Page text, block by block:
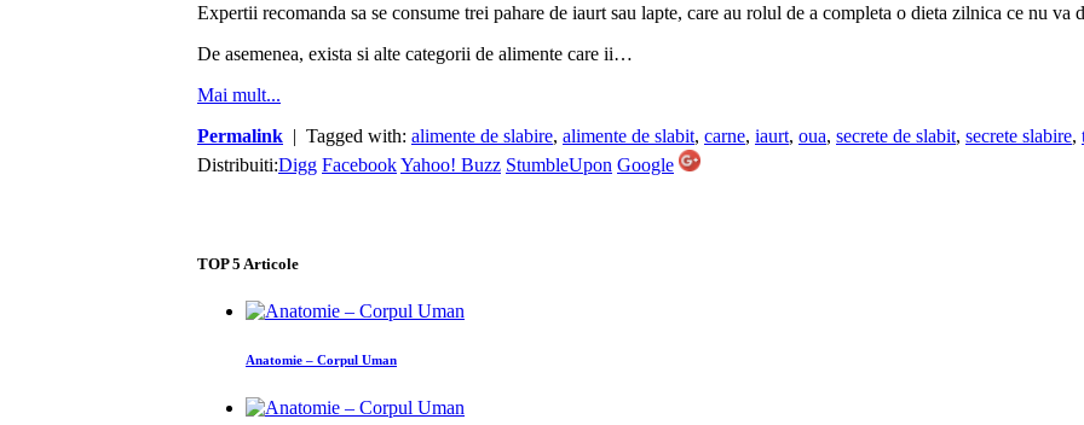
Expertii recomanda sa se consume trei pahare de iaurt sau lapte, care au rolul de a completa o dieta zilnica ce nu va
De asemenea, exista si alte categorii de alimente care ii…
Mai mult...
Permalink | Tagged with: alimente de slabire, alimente de slabit, carne, iaurt, oua, secrete de slabit, secrete slabire,
Distribuiti:Digg FacebookYahoo! Buzz StumbleUpon Google
TOP5 Articole
Anatomie – Corpul Uman